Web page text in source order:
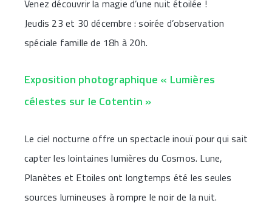
Venez découvrir la magie d’une nuit étoilée !
Jeudis 23 et 30 décembre : soirée d’observation
spéciale famille de 18h à 20h.
Exposition photographique « Lumières
célestes sur le Cotentin »
Le ciel nocturne offre un spectacle inouï pour qui sait
capter les lointaines lumières du Cosmos. Lune,
Planètes et Etoiles ont longtemps été les seules
sources lumineuses à rompre le noir de la nuit.